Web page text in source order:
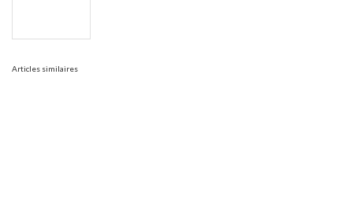
Articles similaires